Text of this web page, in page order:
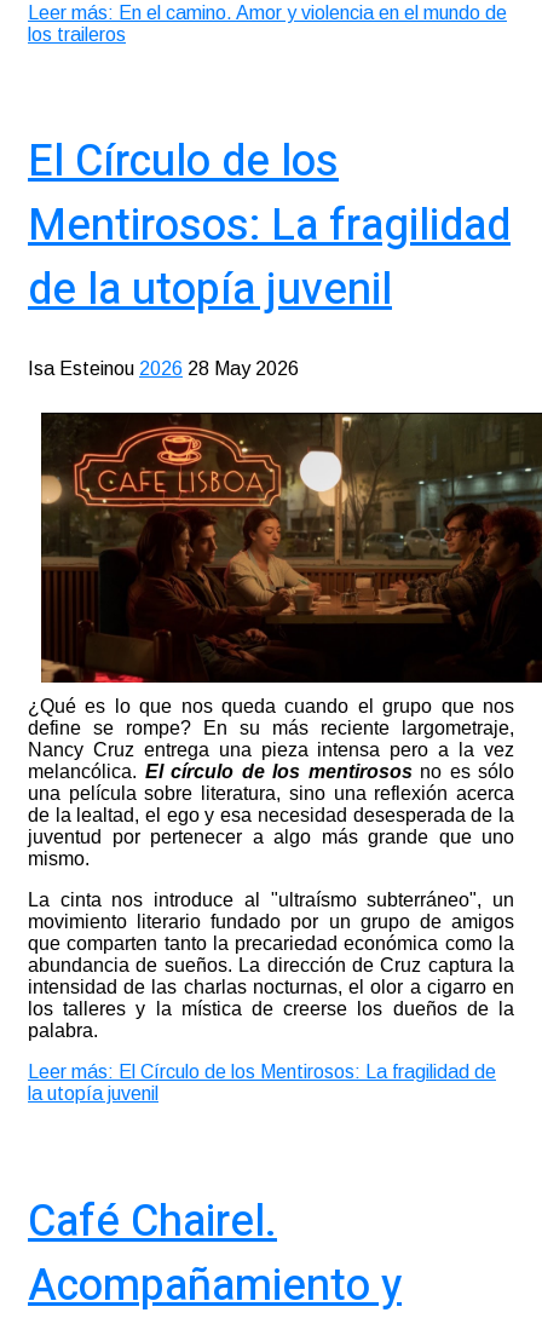
Leer más: En el camino. Amor y violencia en el mundo de
los traileros
El Círculo de los
Mentirosos: La fragilidad
de la utopía juvenil
Isa Esteinou 2026 28 May 2026
¿Qué es lo que nos queda cuando el grupo que nos
define se rompe? En su más reciente largometraje,
Nancy Cruz entrega una pieza intensa pero a la vez
melancólica. El círculo de los mentirososno es sólo
una película sobre literatura, sino una reflexión acerca
de la lealtad, el ego y esa necesidad desesperada de la
juventud por pertenecer a algo más grande que uno
mismo.
La cinta nos introduce al "ultraísmo subterráneo", un
movimiento literario fundado por un grupo de amigos
que comparten tanto la precariedad económica como la
abundancia de sueños. La dirección de Cruz captura la
intensidad de las charlas nocturnas, el olor a cigarro en
los talleres y la mística de creerse los dueños de la
palabra.
Leer más: El Círculo de los Mentirosos: La fragilidad de
la utopía juvenil
Café Chairel.
Acompañamiento y